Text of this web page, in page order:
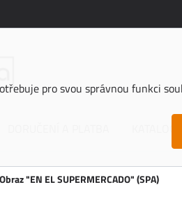
pro svou správnou funkci
Obraz "EN EL SUPERMERCADO" (SPA)